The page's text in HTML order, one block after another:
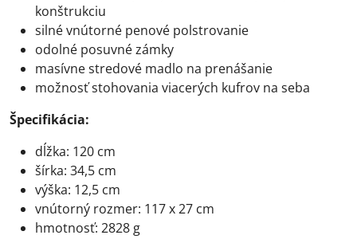
konštrukciu
silné vnútorné penové polstrovanie
odolné posuvné zámky
masívne stredové madlo na prenášanie
možnosť stohovania viacerých kufrov na seba
Špecifikácia:
dĺžka: 120 cm
šírka: 34,5 cm
výška: 12,5 cm
vnútorný rozmer: 117 x 27 cm
hmotnosť: 2828 g